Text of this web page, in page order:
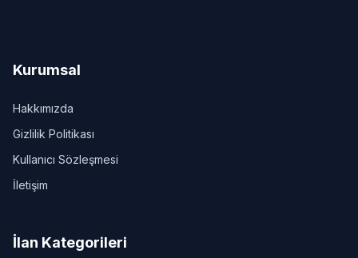
Kurumsal
Hakkımızda
Gizlilik Politikası
Kullanıcı Sözleşmesi
İletişim
İlan Kategorileri